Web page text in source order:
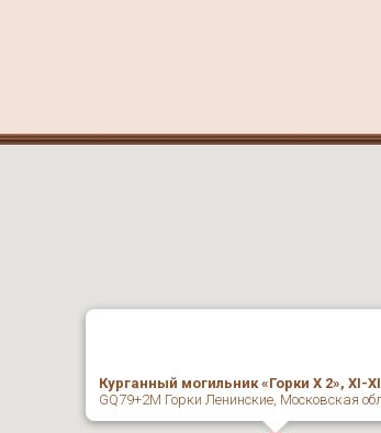
Курганный могильник «Горки X 2», XI-
GQ79+2M Горки Ленинские, Московская